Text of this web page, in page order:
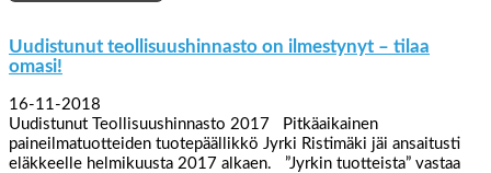
Uudistunut teollisuushinnasto on ilmestynyt – tilaa
omasi!
16-11-2018
Uudistunut Teollisuushinnasto 2017 Pitkäaikainen
paineilmatuotteiden tuotepäällikkö Jyrki Ristimäki jäi ansaitusti
eläkkeelle helmikuusta 2017 alkaen. ”Jyrkin tuotteista” vastaa